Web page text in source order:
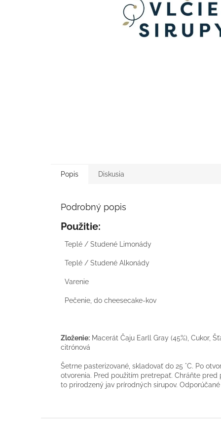
Popis Diskusia
Podrobný popis
Použitie:
Teplé / Studené Limonády
Teplé / Studené Alkonády
Varenie
Pečenie, do cheesecake-kov
Zloženie: Macerát Čaju Earll Gray (45%), Cukor,
citrónová
Šetrne pasterizované, skladovať do 25 °C. Po
otvorenia. Pred použitím pretrepať. Chráňte
to prirodzený jav prírodných sirupov.